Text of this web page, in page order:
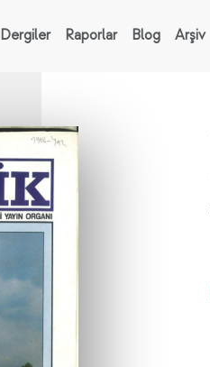
Dergiler Raporlar Blog Arşiv